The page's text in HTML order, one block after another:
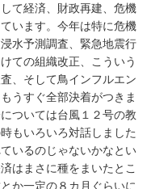
て経済、財政再建、危機
います。今年は特に危機
水予測調査、緊急地震行
ての組織改正、こういう
、そして鳥インフルエン
うすぐ全部決着がつきま
ついては台風１２号の教
もいろいろ対話しました
いるのじゃないかなとい
はまさに種をまいたとこ
か一定の８カ月ぐらいに